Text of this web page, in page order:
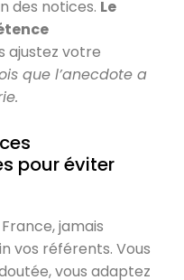
des notices. Le
ajustez votre
que l’anecdote a
pour éviter
jamais
vos référents. Vous
vous adaptez